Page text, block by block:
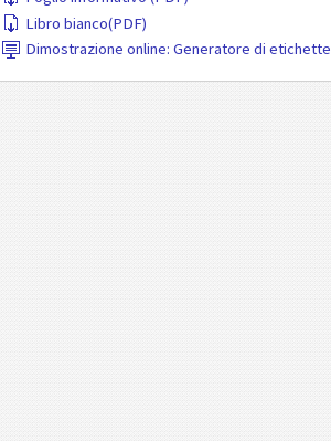
Libro bianco(PDF)
Dimostrazione online: Generatore di etichette